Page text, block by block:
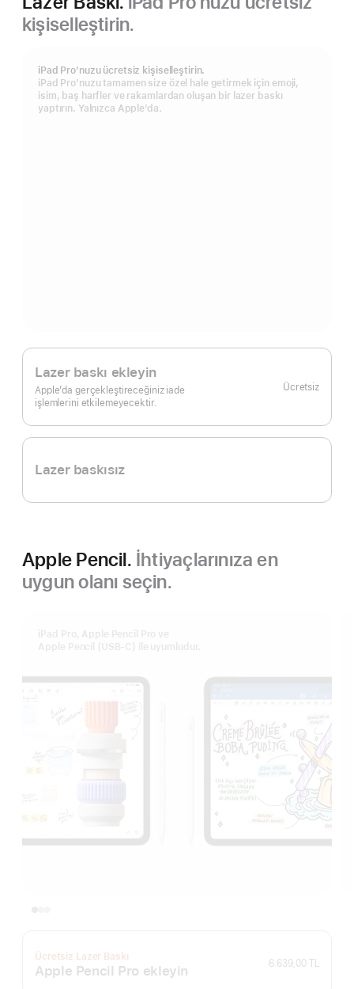
kişiselleştirin.
iPad Pro’nuzu ücretsiz kişiselleştirin.
iPad Pro’nuzu tamamen size özel hale getirmek için emoji,
isim, baş harfler ve rakamlardan oluşan bir lazer baskı
yaptırın. Yalnızca Apple’da.
Lazer baskı ekleyin
Apple’da gerçekleştireceğiniz iade
işlemlerini etkilemeyecektir.
Ücretsiz
Lazer baskısız
Apple Pencil. İhtiyaçlarınıza en
uygun olanı seçin.
Ücretsiz Lazer Baskı
Apple Pencil Pro ekleyin 6.639,00 TL